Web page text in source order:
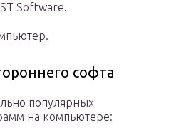
Software.
софта
популярных
на компьютере: